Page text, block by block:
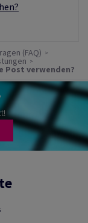
(FAQ)
Post verwenden?